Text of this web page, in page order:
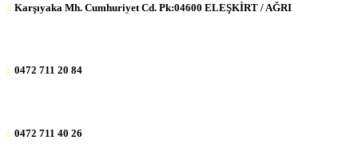
: Karşıyaka Mh. Cumhuriyet Cd. Pk:04600 ELEŞKİRT / AĞRI
: 0472 711 20 84
: 0472 711 40 26